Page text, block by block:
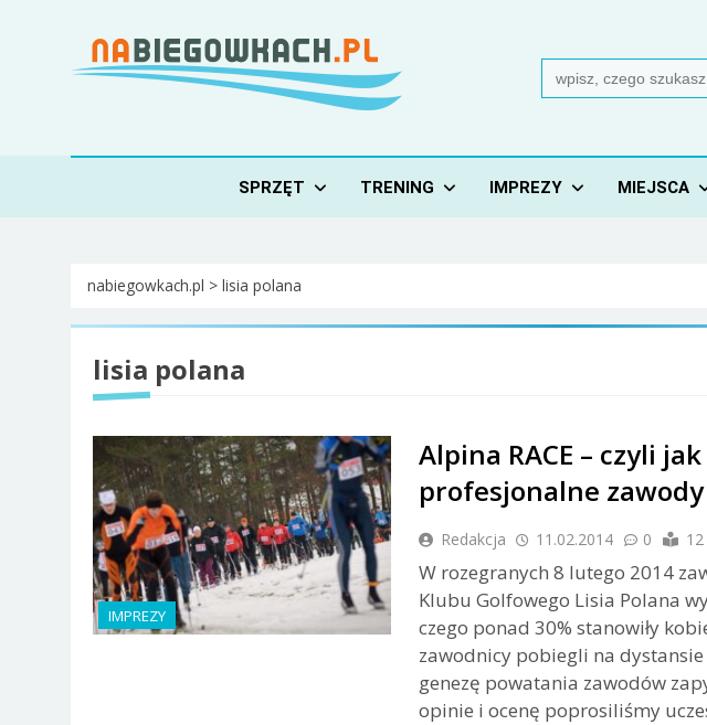
Nabiegowkach.pl
Search
for:
SPRZĘT TRENING IMPREZY MIEJSCA
nabiegowkach.pl > lisia polana
lisia polana
IMPREZY
Alpina RACE – czyli
profesjonalne
Redakcja 11.02.2014 0
W rozegranych 8 lutego 2014
Klubu Golfowego Lisia Polana
czego ponad 30% stanowiły
zawodnicy pobiegli na
genezę powatania zawodów
opinie i ocenę poprosiliśmy